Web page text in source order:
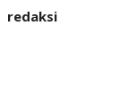
redaksi